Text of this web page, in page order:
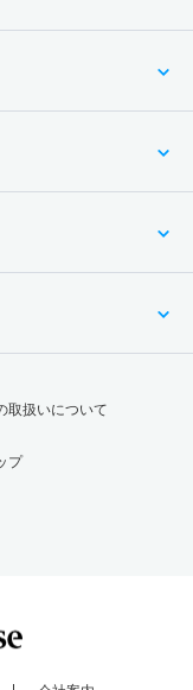
取扱いについて
プ